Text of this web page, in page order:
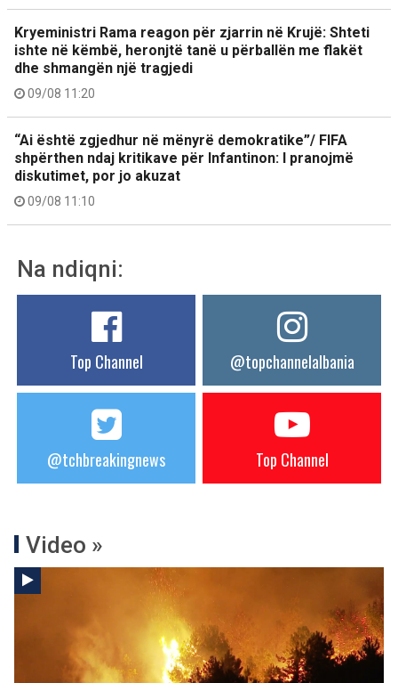
Kryeministri Rama reagon për zjarrin në Krujë: Shteti
ishte në këmbë, heronjtë tanë u përballën me flakët
dhe shmangën një tragjedi
09/08 11:20
“Ai është zgjedhur në mënyrë demokratike”/ FIFA
shpërthen ndaj kritikave për Infantinon: I pranojmë
diskutimet, por jo akuzat
09/08 11:10
Na ndiqni:
Top Channel @topchannelalbania
@tchbreakingnews Top Channel
Video »